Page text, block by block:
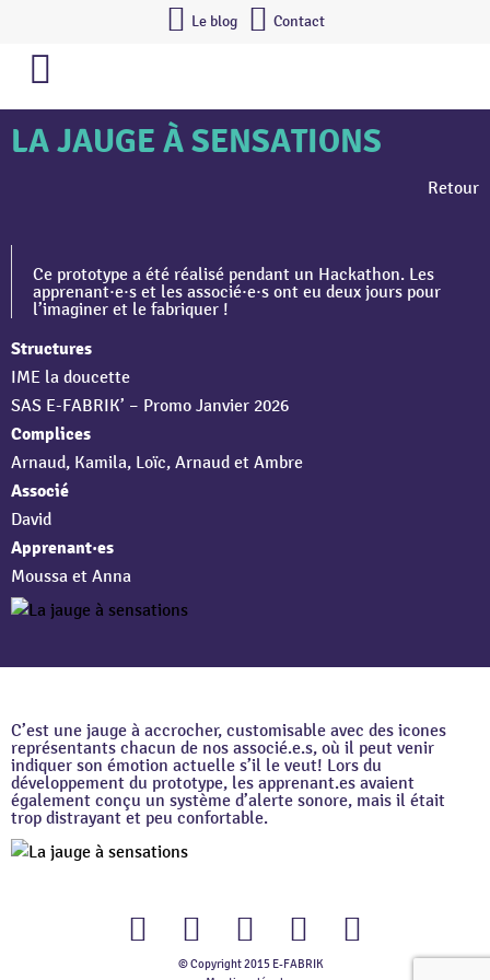
Le blog Contact
LA JAUGE À SENSATIONS
Retour
Ce prototype a été réalisé pendant un Hackathon. Les
apprenant·e·s et les associé·e·s ont eu deux jours pour
l’imaginer et le fabriquer !
Structures
IME la doucette
SAS E-FABRIK’ – Promo Janvier 2026
Complices
Arnaud, Kamila, Loïc, Arnaud et Ambre
Associé
David
Apprenant·es
Moussa et Anna
C’est une jauge à accrocher, customisable avec des icones
représentants chacun de nos associé.e.s, où il peut venir
indiquer son émotion actuelle s’il le veut! Lors du
développement du prototype, les apprenant.es avaient
également conçu un système d’alerte sonore, mais il était
trop distrayant et peu confortable.
FacebookTwitterYoutubeInstagram
© Copyright 2015 E-FABRIK